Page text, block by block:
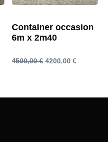
Container occasion
6m x 2m40
4500,00€ Le
4200,00 €Le